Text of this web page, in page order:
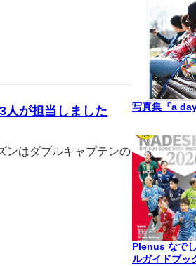
人が担当しました
ンはダブルキャプテンの
写真集『a
Plenus なで
ルガイドブッ